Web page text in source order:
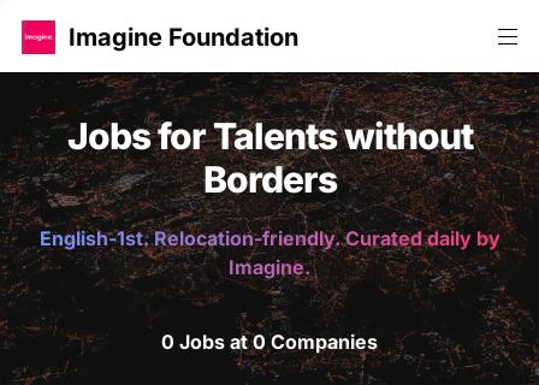
Imagine Foundation
Jobs for Talents without
Borders
English-1st. Relocation-friendly. Curated daily by
Imagine.
0 Jobs at 0 Companies